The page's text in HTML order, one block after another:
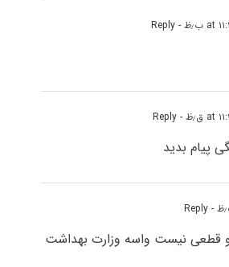
- Reply
- Reply
پیام بدید
- Reply
قطعی نیست واسه وزارت بهداشت